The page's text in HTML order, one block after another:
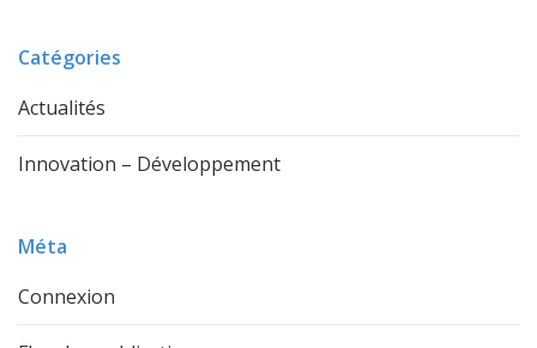
Catégories
Actualités
Innovation – Développement
Méta
Connexion